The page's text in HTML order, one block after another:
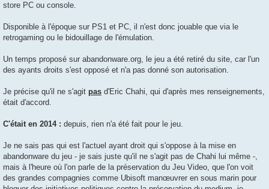
store PC ou console.
Disponible à l'époque sur PS1 et PC, il n'est donc jouable que via le
retrogaming ou le bidouillage de l'émulation.
Un temps proposé sur abandonware.org, le jeu a été retiré du site, car l'un
des ayants droits s'est opposé et n'a pas donné son autorisation.
Je précise qu'il ne s'agit pas d'Eric Chahi, qui d'après mes renseignements,
était d'accord.
C'était en 2014 : depuis, rien n'a été fait pour le jeu.
Je ne sais pas qui est l'actuel ayant droit qui s'oppose à la mise en
abandonware du jeu - je sais juste qu'il ne s'agit pas de Chahi lui même -,
mais à l'heure où l'on parle de la préservation du Jeu Video, que l'on voit
des grandes compagnies comme Ubisoft manœuvrer en sous marin pour